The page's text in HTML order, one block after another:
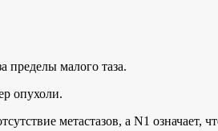
пределы малого таза.
опухоли.
метастазов, а N1